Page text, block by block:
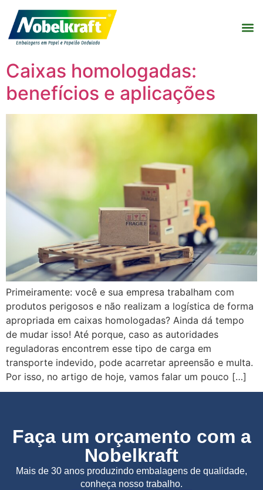
Caixas homologadas:
benefícios e aplicações
Primeiramente: você e sua empresa trabalham com
produtos perigosos e não realizam a logística de forma
apropriada em caixas homologadas? Ainda dá tempo
de mudar isso! Até porque, caso as autoridades
reguladoras encontrem esse tipo de carga em
transporte indevido, pode acarretar apreensão e multa.
Por isso, no artigo de hoje, vamos falar um pouco […]
Faça um orçamento com a
Nobelkraft
Mais de 30 anos produzindo embalagens de qualidade,
conheça nosso trabalho.